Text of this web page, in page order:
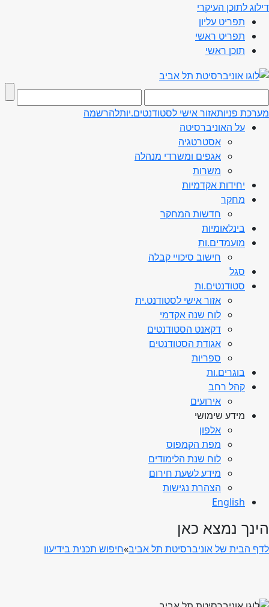
דילוג לתוכן העיקרי
תפריט עליון
תפריט ראשי
תוכן ראשי
מערכת פניותאזור אישי לסטודנטים.יותלהרשמה
על האוניברסיטה
אסטרטגיה
אגפים ומשרדי מנהלה
משרות
יחידות אקדמיות
מחקר
חדשות המחקר
בינלאומיות
מועמדים.ות
חישוב סיכויי קבלה
סגל
סטודנטים.ות
אזור אישי לסטודנט.ית
לוח שנה אקדמי
דקאנט הסטודנטים
אגודת הסטודנטים
ספריות
בוגרים.ות
קהל רחב
אירועים
מידע שימושי
אלפון
מפת הקמפוס
לוח שנת הלימודים
מידע לשעת חירום
הצהרת נגישות
English
הינך נמצא כאן
לדף הבית של אוניברסיטת תל אביב»חיפוש תכנית בידיעון